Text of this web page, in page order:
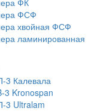
ФК
ФСФ
хвойная ФСФ
ламинированная
3 Калевала
3 Kronospan
3 Ultralam